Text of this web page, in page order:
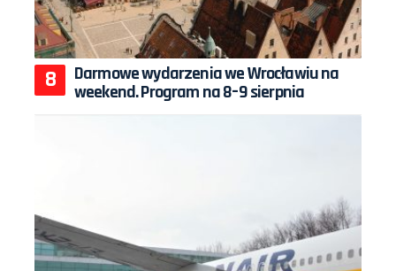
Darmowe wydarzenia we Wrocławiu na
weekend. Program na 8–9 sierpnia